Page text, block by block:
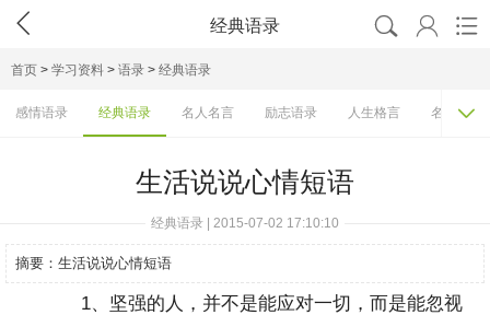
 经典语录   
首页 > 学习资料 > 语录 > 经典语录
感情语录 经典语录 名人名言 励志语录 人生格言 名人语录

生活说说心情短语
经典语录 | 2015-07-02 17:10:10
摘要： 生活说说心情短语
1、坚强的人，并不是能应对一切，而是能忽视